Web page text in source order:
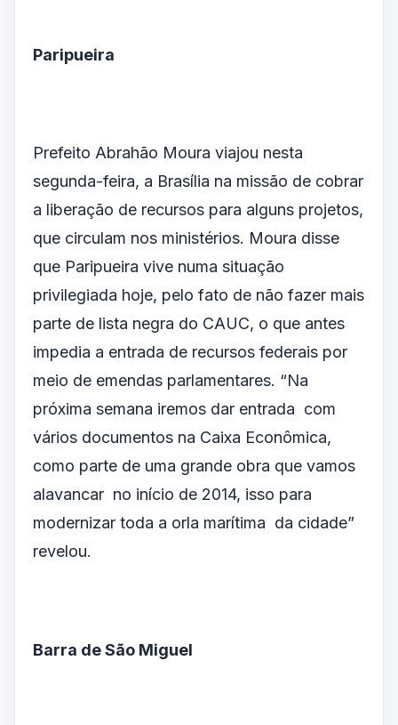
Paripueira
Prefeito Abrahão Moura viajou nesta
segunda-feira, a Brasília na missão de cobrar
a liberação de recursos para alguns projetos,
que circulam nos ministérios. Moura disse
que Paripueira vive numa situação
privilegiada hoje, pelo fato de não fazer mais
parte de lista negra do CAUC, o que antes
impedia a entrada de recursos federais por
meio de emendas parlamentares. “Na
próxima semana iremos dar entrada com
vários documentos na Caixa Econômica,
como parte de uma grande obra que vamos
alavancar no início de 2014, isso para
modernizar toda a orla marítima da cidade”
revelou.
Barra de São Miguel